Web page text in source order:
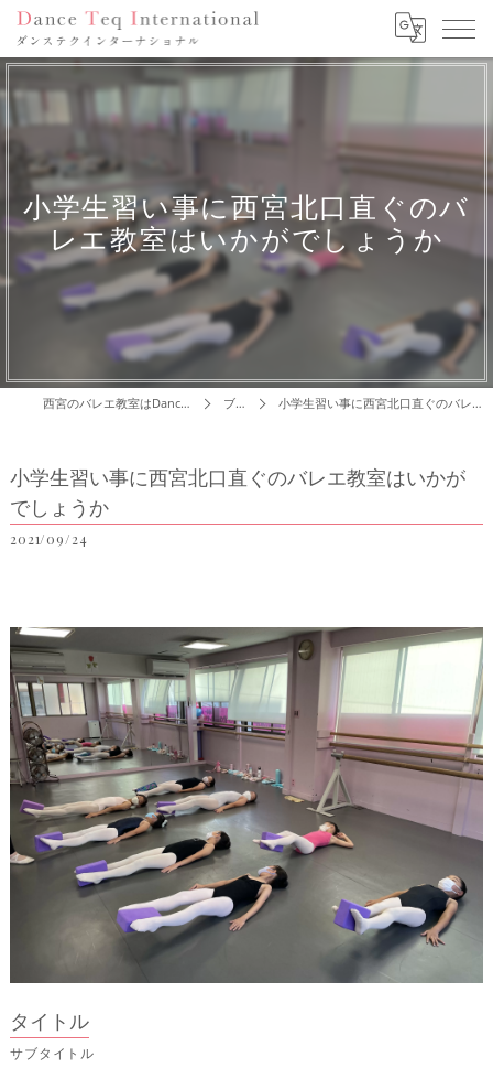
小学生習い事に西宮北口直ぐのバ
レエ教室はいかがでしょうか
西宮のバレエ教室はDance Teq International ブログ 小学生習い事に西宮北口直ぐのバレエ教室はいかがでしょうか
小学生習い事に西宮北口直ぐのバレエ教室はいかが
でしょうか
2021/09/24
タイトル
サブタイトル